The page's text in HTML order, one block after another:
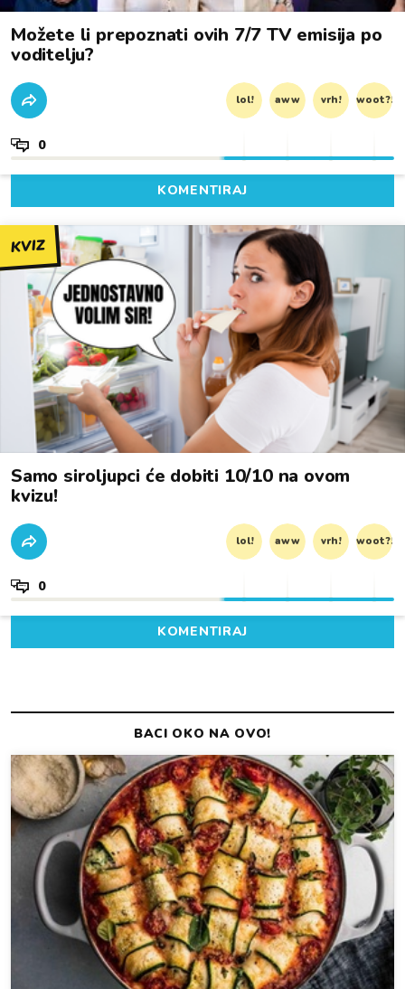
Možete li prepoznati ovih 7/7 TV emisija po
voditelju?
lol! aww vrh! woot?!
0
KOMENTIRAJ
KVIZ
Samo siroljupci će dobiti 10/10 na ovom
kvizu!
lol! aww vrh! woot?!
0
KOMENTIRAJ